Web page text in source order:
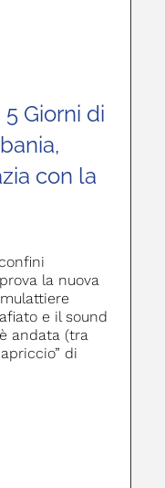
Giorni di
con la
la nuova
e il sound
andata (tra
di